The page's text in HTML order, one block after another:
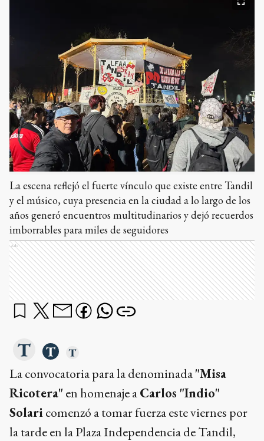
La escena reflejó el fuerte vínculo que existe entre Tandil
y el músico, cuya presencia en la ciudad a lo largo de los
años generó encuentros multitudinarios y dejó recuerdos
imborrables para miles de seguidores
Ads
La convocatoria para la denominada"Misa
Ricotera" en homenaje aCarlos "Indio"
Solaricomenzó a tomar fuerza este viernes por
la tarde en la Plaza Independencia de Tandil,